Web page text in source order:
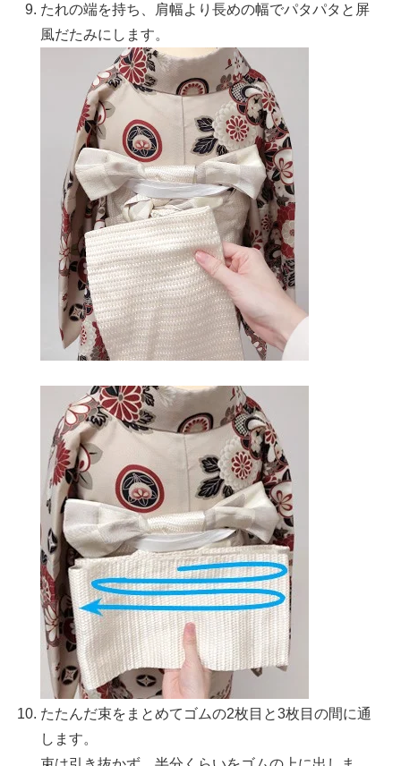
たれの端を持ち、肩幅より長めの幅でパタパタと屏
風だたみにします。
たたんだ束をまとめてゴムの2枚目と3枚目の間に通
します。